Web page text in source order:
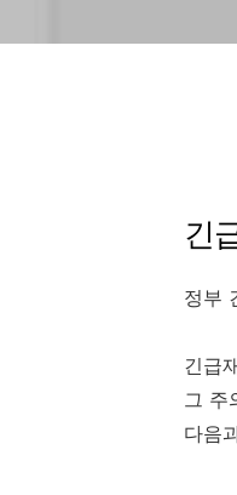
긴
정부
긴급
그 주
다음